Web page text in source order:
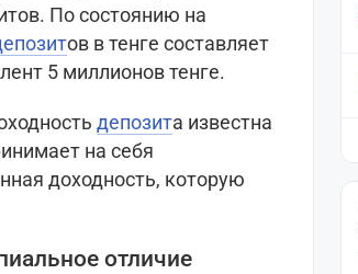
По состоянию на
ов в тенге составляет
5 миллионов тенге.
депозита известна
на себя
доходность, которую
отличие